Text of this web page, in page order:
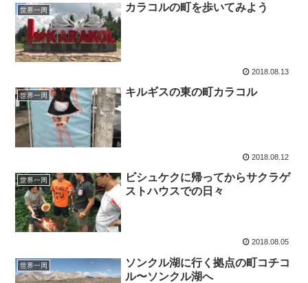
世界一周 カラコルの町を歩いてみよう
2018.08.13
世界一周 キルギスの東の町カラコル
2018.08.12
世界一周
ビシュケクに帰ってからサクラゲ
ストハウスでの日々
2018.08.05
世界一周
ソンクル湖に行く拠点の町コチコ
ル〜ソンクル湖へ